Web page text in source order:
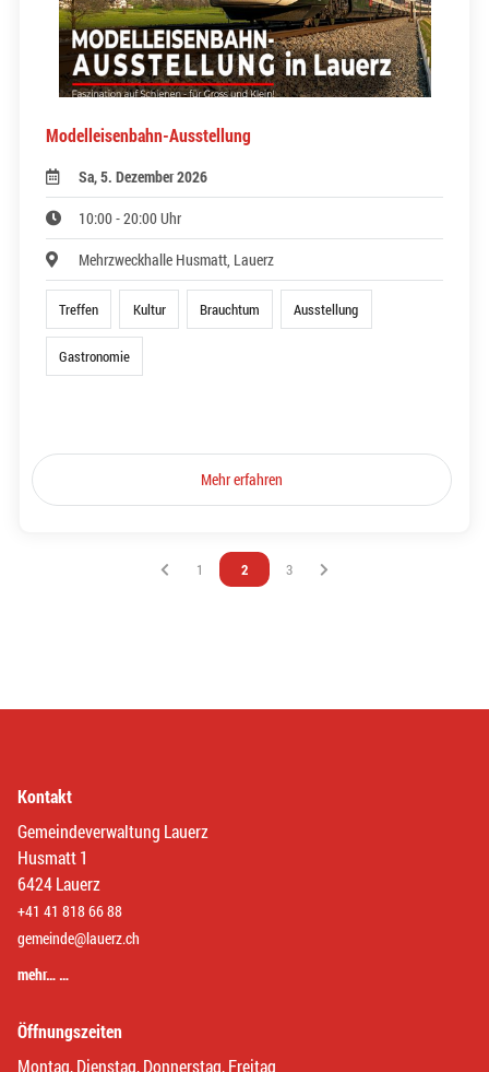
Modelleisenbahn-Ausstellung
Sa, 5. Dezember 2026
10:00 - 20:00 Uhr
Mehrzweckhalle Husmatt, Lauerz
Treffen Kultur Brauchtum Ausstellung
Gastronomie
Mehr erfahren
Vous êtes sur la page
1 Vous êtes sur la page
2 Vous êtes sur la page
3
Kontakt
Gemeindeverwaltung Lauerz
Husmatt 1
6424 Lauerz
+41 41 818 66 88
gemeinde@lauerz.ch
mehr… …
Öffnungszeiten
Montag, Dienstag, Donnerstag, Freitag